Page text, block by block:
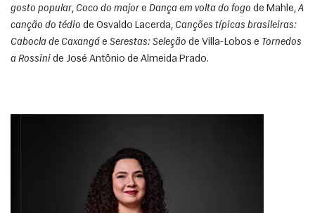
gosto popular, Coco do major e Dança em volta do fogo de Mahle, A
canção do tédio de Osvaldo Lacerda, Canções típicas brasileiras:
Cabocla de Caxangá e Serestas: Seleção de Villa-Lobos e Tornedos
a Rossini de José Antônio de Almeida Prado.